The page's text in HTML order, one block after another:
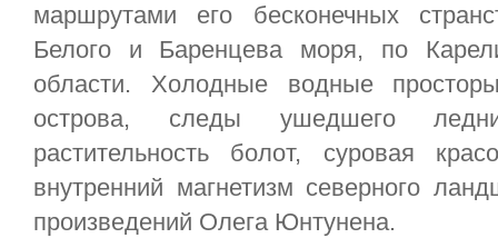
маршрутами его бесконечных
Белого и Баренцева моря, по
области. Холодные водные
острова, следы ушедшего
растительность болот, суровая
внутренний магнетизм северного
произведений Олега Юнтунена.